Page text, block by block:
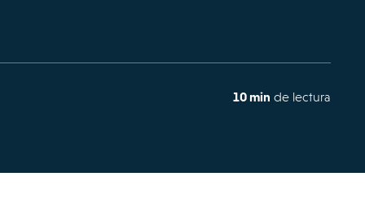
10 min de lectura